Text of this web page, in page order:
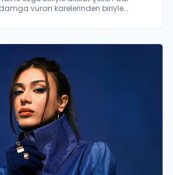
vuran karelerinden biriyle